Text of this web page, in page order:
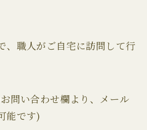
、職人がご自宅に訪問して行
問い合わせ欄より、メール
能です)